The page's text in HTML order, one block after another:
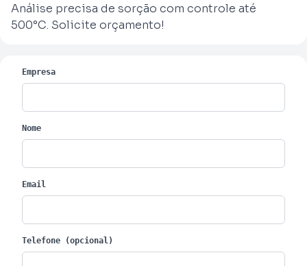
Análise precisa de sorção com controle até
500°C. Solicite orçamento!
Empresa
Nome
Email
Telefone (opcional)